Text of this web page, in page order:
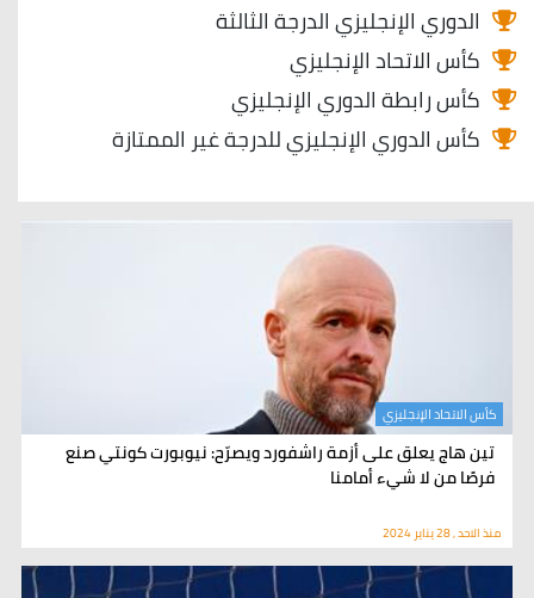
الدوري الإنجليزي الدرجة الثالثة
كأس الاتحاد الإنجليزي
كأس رابطة الدوري الإنجليزي
كأس الدوري الإنجليزي للدرجة غير الممتازة
تين هاج يعلق على أزمة راشفورد ويصرّح: نيوبورت كونتي صنع
فرصًا من لا شيء أمامنا
كأس الاتحاد الإنجليزي
منذ الاحد , 28 يناير 2024